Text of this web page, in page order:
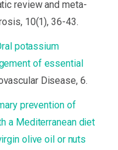
review and meta-
10(1), 36-43.
potassium
of essential
Disease, 6.
prevention of
a Mediterranean diet
olive oil or nuts